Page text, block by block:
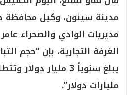
مدينة سيئون، وكيل
مديريات الوادي والصحراء
الغرفة التجارية، بإن “حجم
مليارات دولار”.